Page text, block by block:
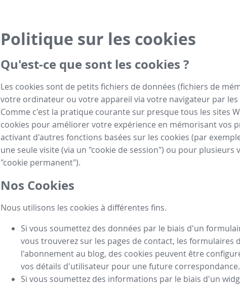
Politique sur les cookies
Qu'est-ce que sont les cookies ?
Les cookies sont de petits fichiers de données (fichiers de
votre ordinateur ou votre appareil via votre navigateur par les
Comme c'est la pratique courante sur presque tous les sites
cookies pour améliorer votre expérience en mémorisant vos
activant d'autres fonctions basées sur les cookies (par
une seule visite (via un "cookie de session") ou pour plusieurs
"cookie permanent").
Nos Cookies
Nous utilisons les cookies à différentes fins.
Si vous soumettez des données par le biais d'un
vous trouverez sur les pages de contact, les formulaires
l'abonnement au blog, des cookies peuvent être
vos détails d'utilisateur pour une future correspondance.
Si vous soumettez des informations par le biais d'un